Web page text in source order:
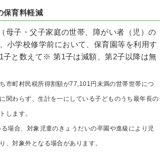
保育料軽減
母子・父子家庭の世帯、障がい者（児）の
小学校修学前において、保育園等を利用す
子と数えて※ 第1子は減額、第2子以降は無
市町村民税所得割額が77,101円未満の世帯世帯につ
関わらず、生計を一にしている子どものうち最年長の
します。
場合、対象児童のきょうだいの卒園や進級により児
、対象外となる場合があります。